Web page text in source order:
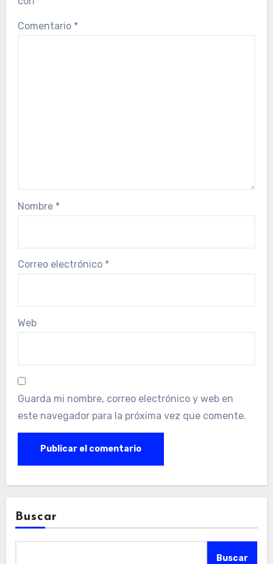
Comentario *
Nombre *
Correo electrónico *
Web
Guarda mi nombre, correo electrónico y web en
este navegador para la próxima vez que comente.
Buscar
Buscar